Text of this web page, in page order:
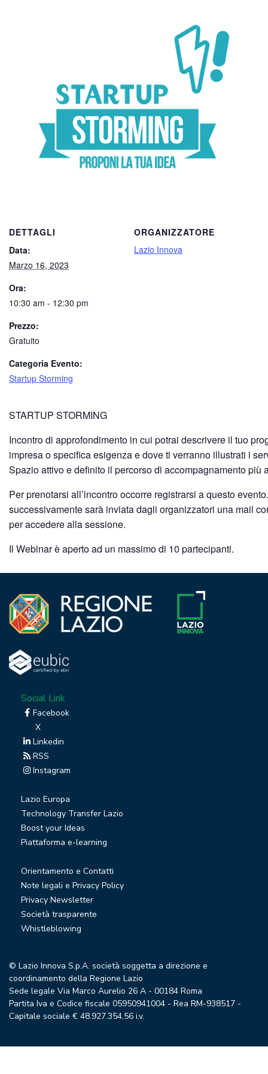
DETTAGLI
Data:
Marzo 16, 2023
Ora:
10:30 am - 12:30 pm
Prezzo:
Gratuito
Categoria Evento:
Startup Storming
ORGANIZZATORE
Lazio Innova
STARTUP STORMING
Incontro di approfondimento in cui potrai descrivere il tuo
impresa o specifica esigenza e dove ti verranno illustrati i
Spazio attivo e definito il percorso di accompagnamento più
Per prenotarsi all’incontro occorre registrarsi a questo
successivamente sarà inviata dagli organizzatori una mail
per accedere alla sessione.
Il Webinar è aperto ad un massimo di 10 partecipanti.
Social Link
Facebook
X
Linkedin
RSS
Instagram
Lazio Europa
Technology Transfer Lazio
Boost your Ideas
Piattaforma e-learning
Orientamento e Contatti
Note legali e Privacy Policy
Privacy Newsletter
Società trasparente
Whistleblowing
© Lazio Innova S.p.A. società soggetta a direzione e
coordinamento della Regione Lazio
Sede legale Via Marco Aurelio 26 A - 00184 Roma
Partita Iva e Codice fiscale 05950941004 - Rea RM-938517 -
Capitale sociale € 48.927.354,56 i.v.